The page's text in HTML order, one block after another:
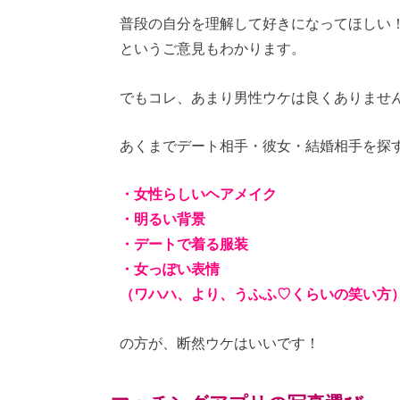
普段の自分を理解して好きになってほしい！
というご意見もわかります。
でもコレ、あまり男性ウケは良くありませ
あくまでデート相手・彼女・結婚相手を探
・女性らしいヘアメイク
・明るい背景
・デートで着る服装
・女っぽい表情
（ワハハ、より、うふふ♡くらいの笑い方）
の方が、断然ウケはいいです！